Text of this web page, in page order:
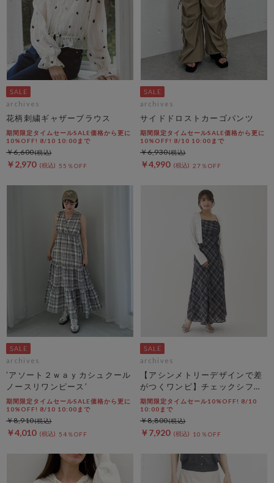
archives
花柄刺繍ギャザーブラウス
期間限定タイムセールSALE価格から更に
10%OFF! 8/10 10:00まで
￥2,970 55％OFF
￥6,600
archives
サイドドロストカーゴパンツ
期間限定タイムセールSALE価格から更に
10%OFF! 8/10 10:00まで
￥4,990 27％OFF
￥6,930
archives
’アソート２ｗａｙカシュクール
ノースリワンピース’
期間限定タイムセールSALE価格から更に
10%OFF! 8/10 10:00まで
￥4,010 54％OFF
￥8,910
archives
【アシンメトリーデザインで差
がつくワンピ】チェックシフォ
ンドロストキャミワンピース
期間限定タイムセール10%OFF! 8/10
10:00まで
￥7,920 10％OFF
￥8,800